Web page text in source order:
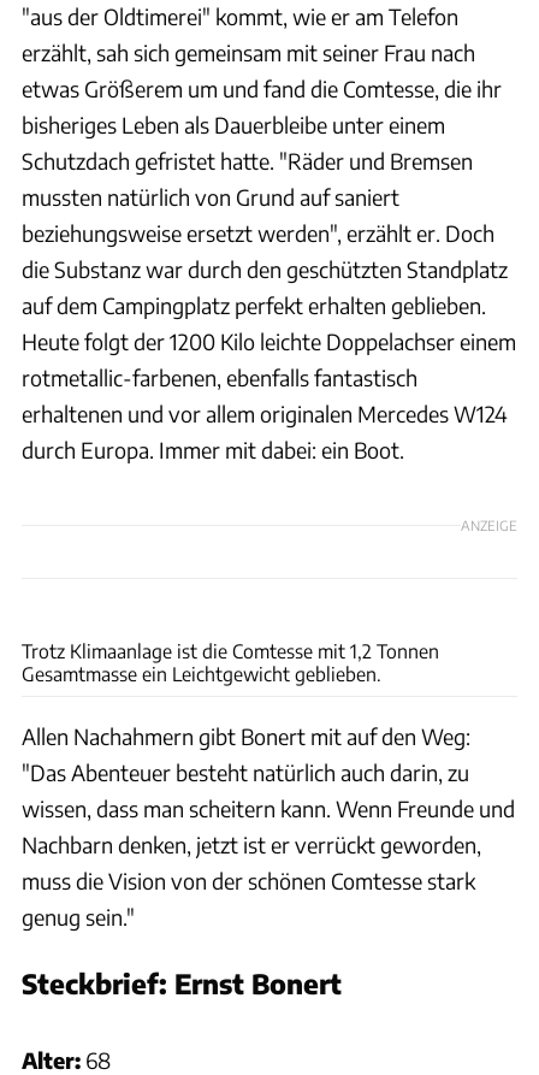
"aus der Oldtimerei" kommt, wie er am Telefon
erzählt, sah sich gemeinsam mit seiner Frau nach
etwas Größerem um und fand die Comtesse, die ihr
bisheriges Leben als Dauerbleibe unter einem
Schutzdach gefristet hatte. "Räder und Bremsen
mussten natürlich von Grund auf saniert
beziehungsweise ersetzt werden", erzählt er. Doch
die Substanz war durch den geschützten Standplatz
auf dem Campingplatz perfekt erhalten geblieben.
Heute folgt der 1200 Kilo leichte Doppelachser einem
rotmetallic-farbenen, ebenfalls fantastisch
erhaltenen und vor allem originalen Mercedes W124
durch Europa. Immer mit dabei: ein Boot.
ANZEIGE
Trotz Klimaanlage ist die Comtesse mit 1,2 Tonnen
Gesamtmasse ein Leichtgewicht geblieben.
Allen Nachahmern gibt Bonert mit auf den Weg:
"Das Abenteuer besteht natürlich auch darin, zu
wissen, dass man scheitern kann. Wenn Freunde und
Nachbarn denken, jetzt ist er verrückt geworden,
muss die Vision von der schönen Comtesse stark
genug sein."
Steckbrief: Ernst Bonert
Alter: 68